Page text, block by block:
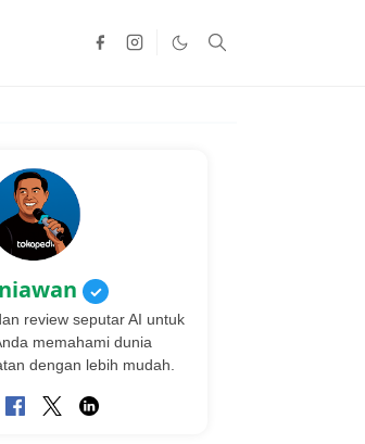
✓
review seputar AI untuk
memahami dunia
dengan lebih mudah.